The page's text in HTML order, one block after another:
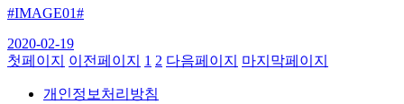
#IMAGE01#
2020-02-19
첫페이지
이전페이지 1 2 다음페이지 마지막페이지
개인정보처리방침